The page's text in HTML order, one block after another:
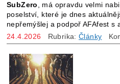
SubZero, má opravdu velmi
poselství, které je dnes
nepřemýšlej a podpoř AFAfest s
24.4.2026 Rubrika:Články